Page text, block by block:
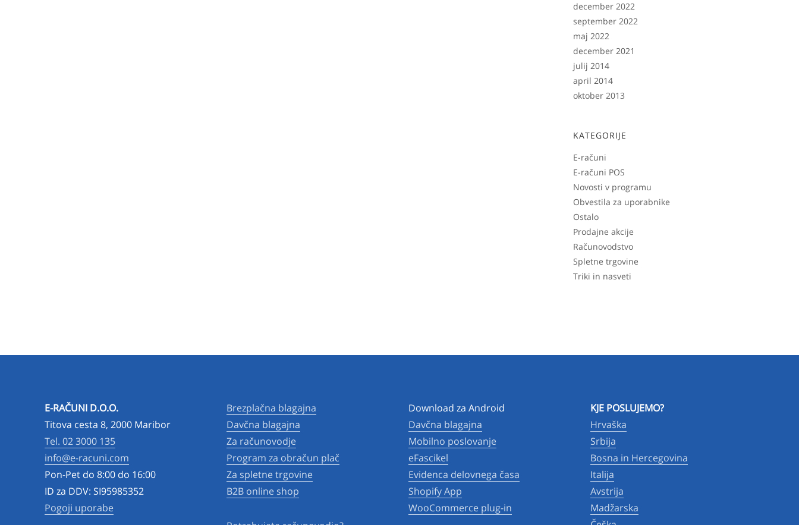
december 2022
september 2022
maj 2022
december 2021
julij 2014
april 2014
oktober 2013
KATEGORIJE
E-računi
E-računi POS
Novosti v programu
Obvestila za uporabnike
Ostalo
Prodajne akcije
Računovodstvo
Spletne trgovine
Triki in nasveti
E-RAČUNI D.O.O.
Titova cesta 8, 2000 Maribor
Tel. 02 3000 135
info@e-racuni.com
Pon-Pet do 8:00 do 16:00
ID za DDV: SI95985352
Pogoji uporabe
Brezplačna blagajna
Davčna blagajna
Za računovodje
Program za obračun plač
Za spletne trgovine
B2B online shop
Download za Android
Davčna blagajna
Mobilno poslovanje
eFascikel
Evidenca delovnega časa
Shopify App
WooCommerce plug-in
KJE POSLUJEMO?
Hrvaška
Srbija
Bosna in Hercegovina
Italija
Avstrija
Madžarska